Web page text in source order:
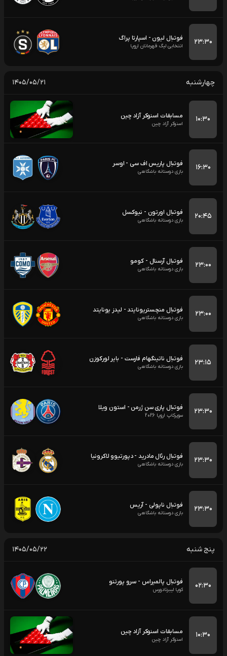
۲۳:۳۰ فوتبال لیون - اسپارتا پراگ
انتخابی لیگ قهرمانان اروپا
چهارشنبه ۱۴۰۵/۰۵/۲۱
۱۰:۳۰ مسابقات اسنوکر آزاد چین
اسنوکر آزاد چین
۱۶:۳۰ فوتبال پاریس اف سی - اوسر
بازی دوستانه باشگاهی
۲۰:۴۵ فوتبال اورتون - نیوکسل
بازی دوستانه باشگاهی
۲۳:۰۰ فوتبال آرسنال - کومو
بازی دوستانه باشگاهی
۲۳:۰۰ فوتبال منچستریونایتد - لیدز یونایتد
بازی دوستانه باشگاهی
۲۳:۱۵ فوتبال ناتینگهام فارست - بایر لورکوزن
بازی دوستانه باشگاهی
۲۳:۳۰ فوتبال پاری سن ژرمن - استون ویلا
سوپرکاپ اروپا 2026
۲۳:۳۰ فوتبال رئال مادرید - دپورتیوو لاکرونیا
بازی دوستانه باشگاهی
۲۳:۳۰ فوتبال ناپولی - آریس
بازی دوستانه باشگاهی
پنج شنبه ۱۴۰۵/۰۵/۲۲
۰۲:۳۰ فوتبال پالمیراس - سرو پورتنو
کوپا لیبرتادورس
۱۰:۳۰ مسابقات اسنوکر آزاد چین
اسنوکر آزاد چین